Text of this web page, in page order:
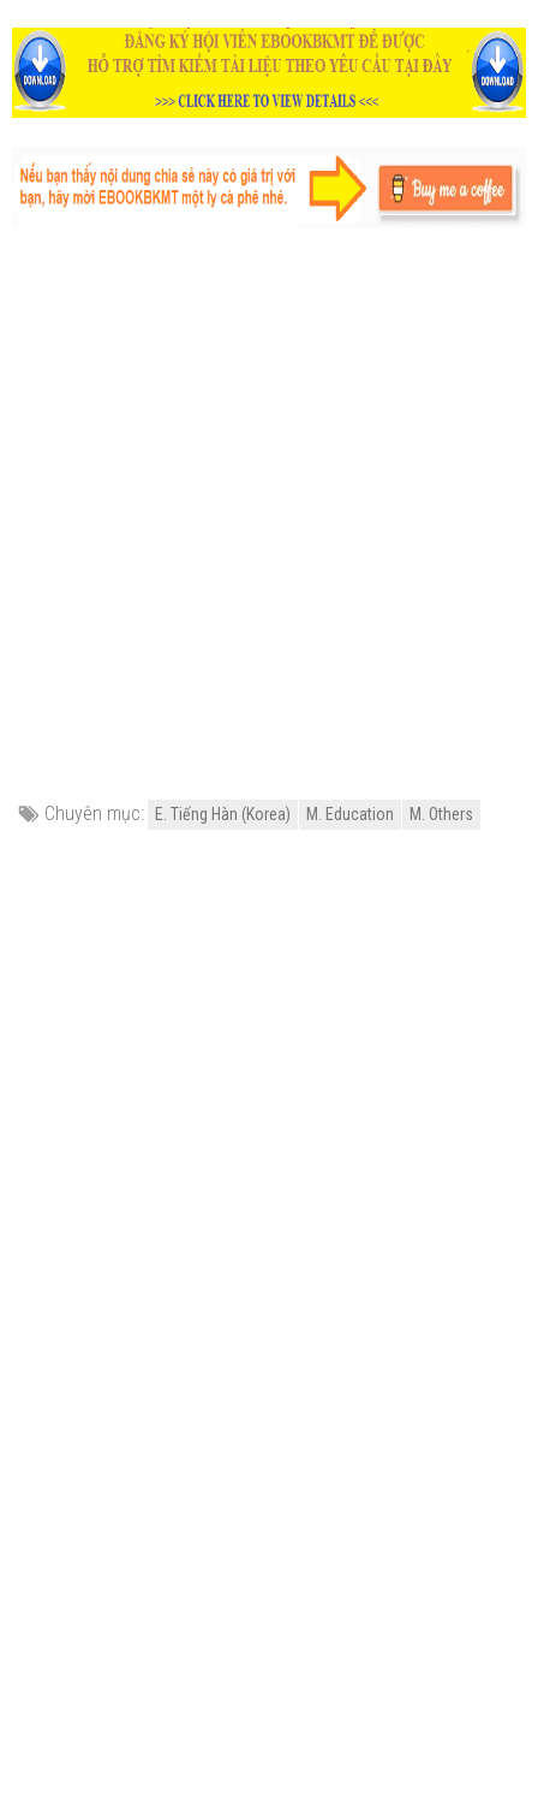
Chuyên mục: E. Tiếng Hàn (Korea) M. Education M. Others